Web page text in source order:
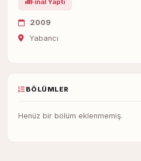
2009
Yabancı
BÖLÜMLER
Henüz bir bölüm eklenmemiş.